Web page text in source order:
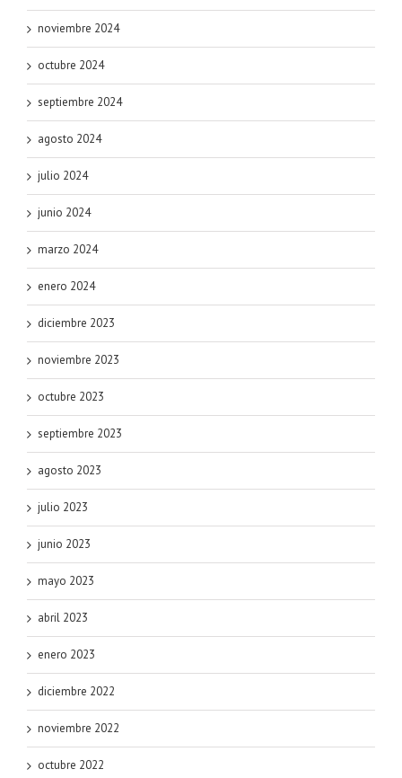
noviembre 2024
octubre 2024
septiembre 2024
agosto 2024
julio 2024
junio 2024
marzo 2024
enero 2024
diciembre 2023
noviembre 2023
octubre 2023
septiembre 2023
agosto 2023
julio 2023
junio 2023
mayo 2023
abril 2023
enero 2023
diciembre 2022
noviembre 2022
octubre 2022